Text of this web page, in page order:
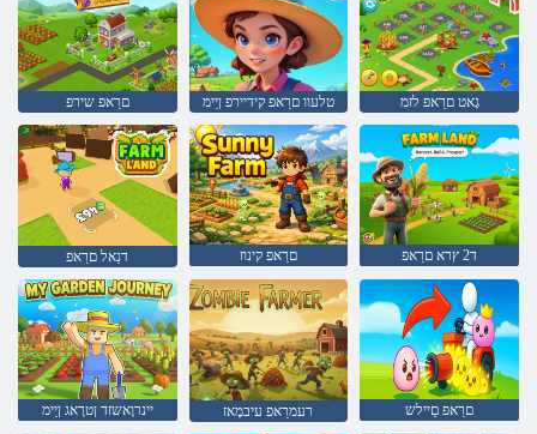
םרַאפ שירפ טלעוו םרַאפ קידיירפ ןַיימ גָאט םרַאפ לזמ
דנַאל םרַאפ םרַאפ קינוז ד2 ץרא םרַאפ
יינרוָאשזד ןטרָאג ןַיימ רעמרַאפ עיבמָאז םרַאפ םַיילש